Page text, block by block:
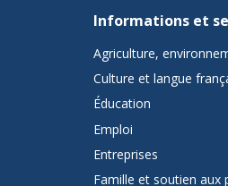
de
pied
de
page
de
Informations et
Agriculture,
Culture et langue
Éducation
Emploi
Entreprises
Famille et soutien aux